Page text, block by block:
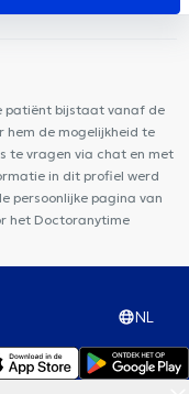
Dentaire Liège
patiënt bijstaat vanaf de
hem de mogelijkheid te
te vragen via chat en met
in dit profiel werd
persoonlijke pagina van
het Doctoranytime
NL